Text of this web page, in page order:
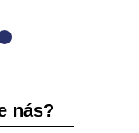
nás?